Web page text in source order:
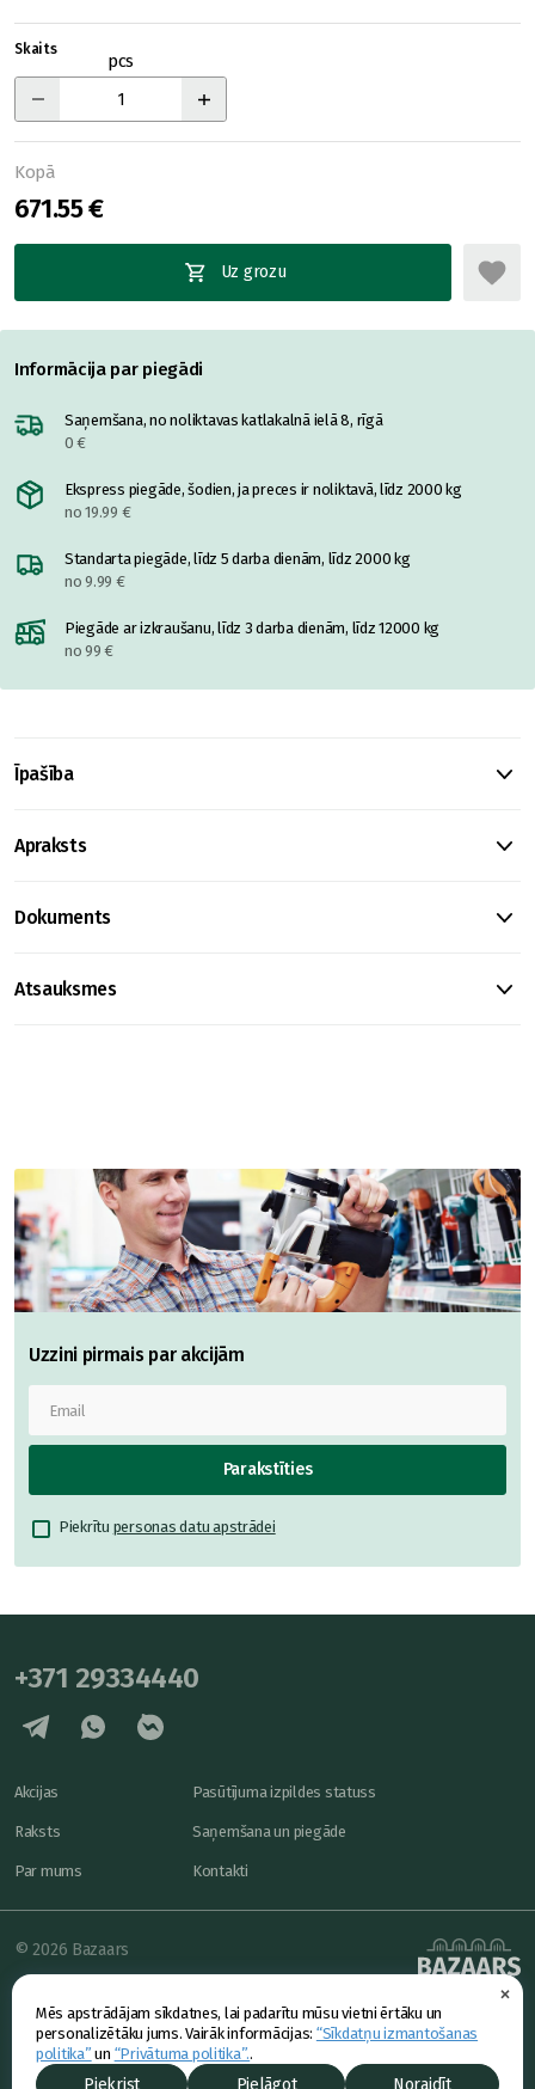
×
Mēs apstrādājam sīkdatnes, lai padarītu mūsu vietni ērtāku un
personalizētāku jums. Vairāk informācijas: “Sīkdatņu izmantošanas
politika” un “Privātuma politika”..
Piekrist Pielāgot Noraidīt
Skaits
pcs
Kopā
671.55 €
Uz grozu
Informācija par piegādi
Saņemšana, no noliktavas katlakalnā ielā 8, rīgā
0 €
Ekspress piegāde, šodien, ja preces ir noliktavā, līdz 2000 kg
no 19.99 €
Standarta piegāde, līdz 5 darba dienām, līdz 2000 kg
no 9.99 €
Piegāde ar izkraušanu, līdz 3 darba dienām, līdz 12000 kg
no 99 €
Īpašība
Apraksts
Dokuments
Atsauksmes
Uzzini pirmais par akcijām
Parakstīties
Piekrītu personas datu apstrādei
+371 29334440
Akcijas
Raksts
Par mums
Pasūtījuma izpildes statuss
Saņemšana un piegāde
Kontakti
powered by
© 2026 Bazaars
Konfidencialitāte
Piedāvājums